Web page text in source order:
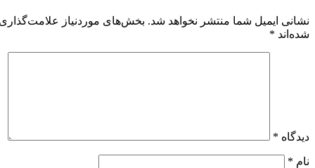
نشانی ایمیل شما منتشر نخواهد شد. بخش‌های موردنیاز علامت‌گذاری
شده‌اند*
دیدگاه*
نام*